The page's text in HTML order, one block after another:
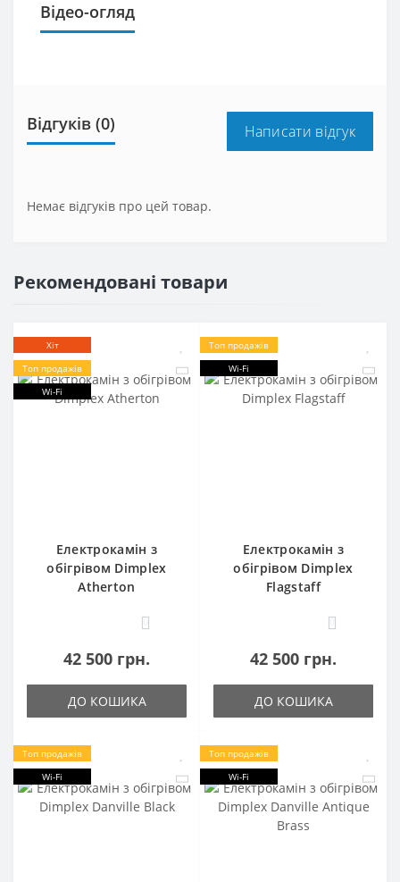
Відео-огляд
Відгуків (0) Написати відгук
Немає відгуків про цей товар.
Рекомендовані товари
Хіт
Топ продажів
Wi-Fi
Електрокамін з
обігрівом Dimplex
Atherton
0
42 500 грн.
ДО КОШИКА
Топ продажів
Wi-Fi
Електрокамін з
обігрівом Dimplex
Flagstaff
0
42 500 грн.
ДО КОШИКА
Топ продажів
Wi-Fi
Топ продажів
Wi-Fi